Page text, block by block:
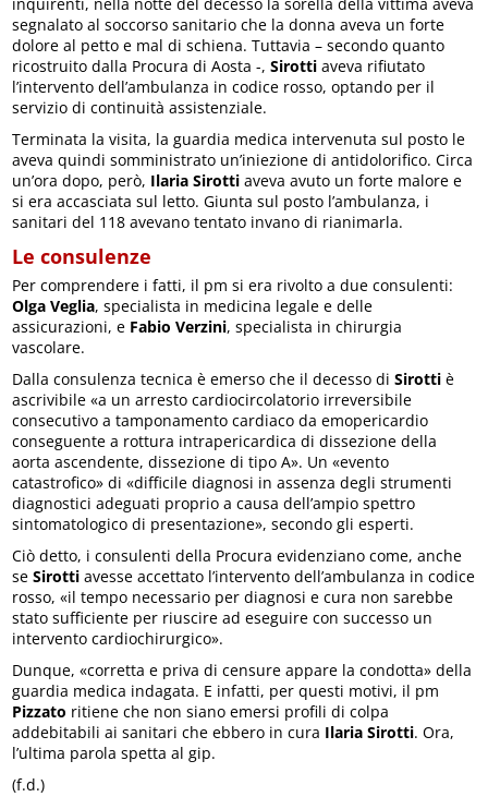
segnalato al soccorso sanitario che la donna aveva un forte
dolore al petto e mal di schiena. Tuttavia – secondo quanto
ricostruito dalla Procura di Aosta -,Sirotti aveva rifiutato
l’intervento dell’ambulanza in codice rosso, optando per il
servizio di continuità assistenziale.
Terminata la visita, la guardia medica intervenuta sul posto le
aveva quindi somministrato un’iniezione di antidolorifico. Circa
un’ora dopo, però, Ilaria Sirotti aveva avuto un forte malore e
si era accasciata sul letto. Giunta sul posto l’ambulanza, i
sanitari del 118 avevano tentato invano di rianimarla.
Le consulenze
Per comprendere i fatti, il pm si era rivolto a due consulenti:
Olga Veglia, specialista in medicina legale e delle
assicurazioni, e Fabio Verzini, specialista in chirurgia
vascolare.
Dalla consulenza tecnica è emerso che il decesso diSirotti è
ascrivibile «a un arresto cardiocircolatorio irreversibile
consecutivo a tamponamento cardiaco da emopericardio
conseguente a rottura intrapericardica di dissezione della
aorta ascendente, dissezione di tipo A». Un «evento
catastrofico» di «difficile diagnosi in assenza degli strumenti
diagnostici adeguati proprio a causa dell’ampio spettro
sintomatologico di presentazione», secondo gli esperti.
Ciò detto, i consulenti della Procura evidenziano come, anche
se Sirotti avesse accettato l’intervento dell’ambulanza in codice
rosso, «il tempo necessario per diagnosi e cura non sarebbe
stato sufficiente per riuscire ad eseguire con successo un
intervento cardiochirurgico».
Dunque, «corretta e priva di censure appare la condotta» della
guardia medica indagata. E infatti, per questi motivi, il pm
Pizzato ritiene che non siano emersi profili di colpa
addebitabili ai sanitari che ebbero in cura Ilaria Sirotti. Ora,
l’ultima parola spetta al gip.
(f.d.)